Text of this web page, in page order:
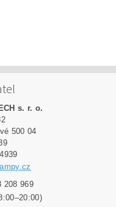
s. r. o.
500 04
208 969